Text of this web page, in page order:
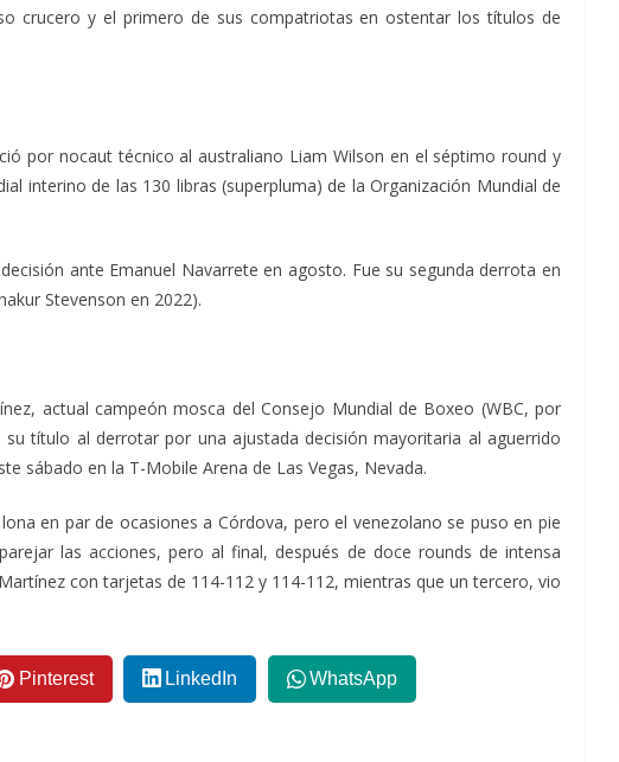
crucero y el primero de sus compatriotas en ostentar los títulos de
por nocaut técnico al australiano Liam Wilson en el séptimo round y
interino de las 130 libras (superpluma) de la Organización Mundial de
ante Emanuel Navarrete en agosto. Fue su segunda derrota en
Stevenson en 2022).
actual campeón mosca del Consejo Mundial de Boxeo (WBC, por
título al derrotar por una ajustada decisión mayoritaria al aguerrido
sábado en la T-Mobile Arena de Las Vegas, Nevada.
en par de ocasiones a Córdova, pero el venezolano se puso en pie
las acciones, pero al final, después de doce rounds de intensa
con tarjetas de 114-112 y 114-112, mientras que un tercero, vio
Pinterest LinkedIn WhatsApp